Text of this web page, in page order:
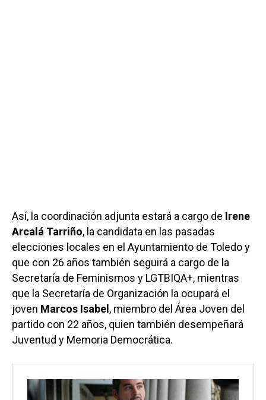
Así, la coordinación adjunta estará a cargo de Irene
Arcalá Tarriño, la candidata en las pasadas
elecciones locales en el Ayuntamiento de Toledo y
que con 26 años también seguirá a cargo de la
Secretaría de Feminismos y LGTBIQA+, mientras
que la Secretaría de Organización la ocupará el
joven Marcos Isabel , miembro del Área Joven del
partido con 22 años, quien también desempeñará
Juventud y Memoria Democrática.